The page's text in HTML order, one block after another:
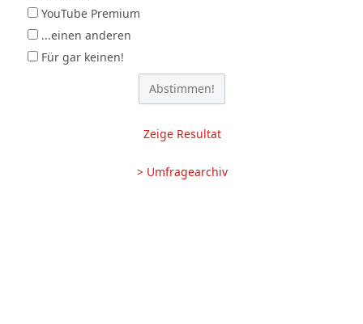
YouTube Premium
...einen anderen
Für gar keinen!
Zeige Resultat
> Umfragearchiv